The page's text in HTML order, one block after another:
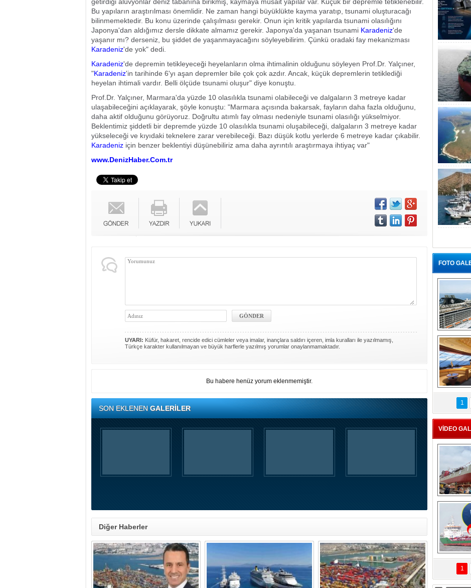
Bu yapıların araştırılması önemlidir. Ne zaman hangi büyüklükte kayma yaratıp, tsunami oluşturacağı
bilinmemektedir. Bu konu üzerinde çalışılması gerekir. Onun için kritik yapılarda tsunami olasılığını
Japonya'dan aldığımız dersle dikkate almamız gerekir. Japonya'da yaşanan tsunami Karadeniz'de
yaşanır mı? derseniz, bu şiddet de yaşanmayacağını söyleyebilirim. Çünkü oradaki fay mekanizması
Karadeniz'de yok" dedi.
Karadeniz'de depremin tetikleyeceği heyelanların olma ihtimalinin olduğunu söyleyen Prof.Dr. Yalçıner,
"Karadeniz'in tarihinde 6'yı aşan depremler bile çok çok azdır. Ancak, küçük depremlerin tetiklediği
heyelan ihtimali vardır. Belli ölçüde tsunami oluşur" diye konuştu.
Prof.Dr. Yalçıner, Marmara'da yüzde 10 olasılıkla tsunami olabileceği ve dalgaların 3 metreye kadar
ulaşabileceğini açıklayarak, şöyle konuştu: "Marmara açısında bakarsak, fayların daha fazla olduğunu,
daha aktif olduğunu görüyoruz. Doğrultu atımlı fay olması nedeniyle tsunami olasılığı yükselmiyor.
Beklentimiz şiddetli bir depremde yüzde 10 olasılıkla tsunami oluşabileceği, dalgaların 3 metreye kadar
yükseleceği ve kıyıdaki teknelere zarar verebileceği. Bazı düşük kotlu yerlerde 6 metreye kadar çıkabilir.
Karadeniz için benzer beklentiyi düşünebiliriz ama daha ayrıntılı araştırmaya ihtiyaç var"
www.DenizHaber.Com.tr
UYARI: Küfür, hakaret, rencide edici cümleler veya imalar, inançlara saldırı içeren, imla kuralları ile yazılmamış,
Türkçe karakter kullanılmayan ve büyük harflerle yazılmış yorumlar onaylanmamaktadır.
Bu habere henüz yorum eklenmemiştir.
SON EKLENENGALERİLER
Diğer Haberler
FOTO
“Gemi
MSC'den
euroluk
1
VİDEO
Çeksan
sahipli 1